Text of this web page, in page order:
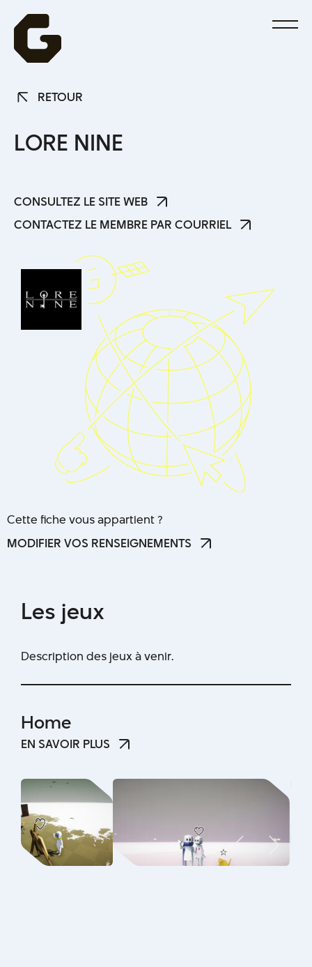
RETOUR
LORE NINE
CONSULTEZ LE SITE WEB
CONTACTEZ LE MEMBRE PAR COURRIEL
Cette fiche vous appartient ?
MODIFIER VOS RENSEIGNEMENTS
Les jeux
Description des jeux à venir.
Home
EN SAVOIR PLUS